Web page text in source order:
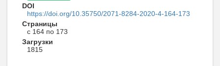
DOI
https://doi.org/10.35750/2071-8284-2020-4-164-173
Страницы
с 164 по 173
Загрузки
1815